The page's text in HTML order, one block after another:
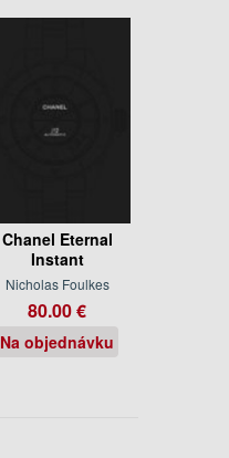
Chanel Eternal
Instant
Nicholas Foulkes
80.00 €
Na objednávku